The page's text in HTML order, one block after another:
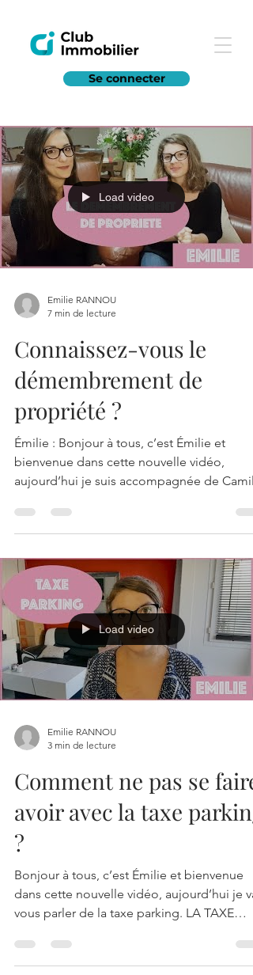
Se connecter
Load video
Emilie RANNOU
7 min de lecture
Connaissez-vous le
démembrement de
propriété ?
Émilie : Bonjour à tous, c’est Émilie et
bienvenue dans cette nouvelle vidéo,
aujourd’hui je suis accompagnée de
Load video
Emilie RANNOU
3 min de lecture
Comment ne pas se faire
avoir avec la taxe parking
?
Bonjour à tous, c’est Émilie et bienvenue
dans cette nouvelle vidéo, aujourd’hui je
vous parler de la taxe parking. LA TAXE